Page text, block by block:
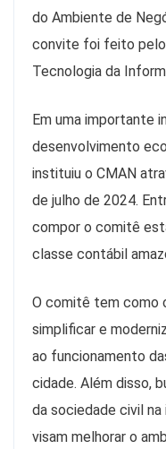
do Ambiente de
convite foi feito pelo
Tecnologia da
Em uma importante
desenvolvimento
instituiu o CMAN
de julho de 2024.
compor o comitê
classe contábil
O comitê tem como
simplificar e
ao funcionamento
cidade. Além disso,
da sociedade civil
visam melhorar o